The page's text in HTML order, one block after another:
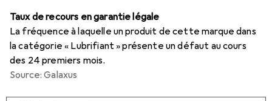
Taux de recours en garantie légale
La fréquence à laquelle un produit de cette marque dans
la catégorie « Lubrifiant » présente un défaut au cours
des 24 premiers mois.
Source: Galaxus